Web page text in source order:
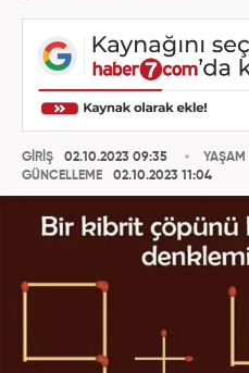
GİRİŞ
02.10.2023 09:35
GÜNCELLEME
02.10.2023 11:04
YAŞAM